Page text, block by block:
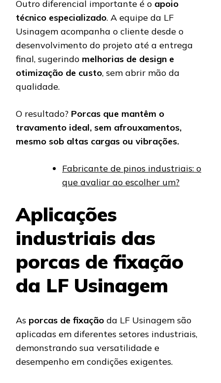
Outro diferencial importante é o apoio
técnico especializado. A equipe da LF
Usinagem acompanha o cliente desde o
desenvolvimento do projeto até a entrega
final, sugerindo melhorias de design e
otimização de custo, sem abrir mão da
qualidade.
O resultado? Porcas que mantêm o
travamento ideal, sem afrouxamentos,
mesmo sob altas cargas ou vibrações.
Fabricante de pinos industriais: o
que avaliar ao escolher um?
Aplicações
industriais das
porcas de fixação
da LF Usinagem
As porcas de fixação da LF Usinagem são
aplicadas em diferentes setores industriais,
demonstrando sua versatilidade e
desempenho em condições exigentes.